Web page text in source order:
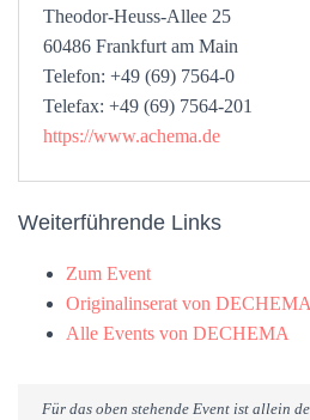
Theodor-Heuss-Allee 25
60486 Frankfurt am Main
Telefon: +49 (69) 7564-0
Telefax: +49 (69) 7564-201
https://www.achema.de
Weiterführende Links
Zum Event
Originalinserat von DECHEMA
Alle Events von DECHEMA
Für das oben stehende Event ist allein